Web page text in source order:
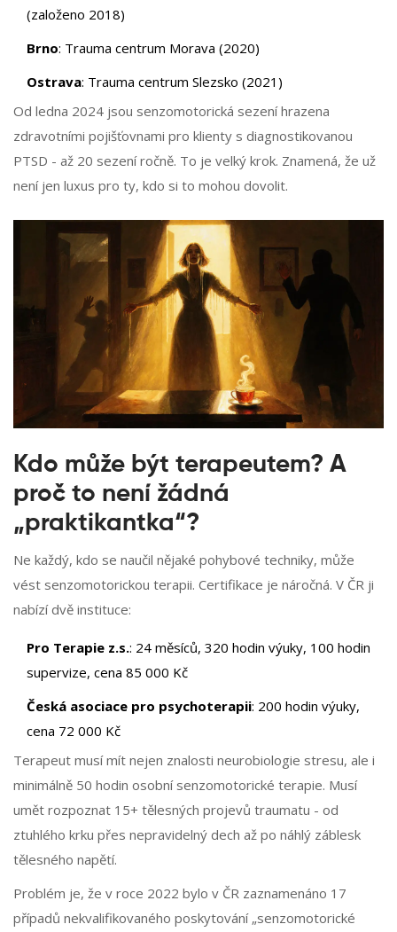
(založeno 2018)
Brno: Trauma centrum Morava (2020)
Ostrava: Trauma centrum Slezsko (2021)
Od ledna 2024 jsou senzomotorická sezení hrazena
zdravotními pojišťovnami pro klienty s diagnostikovanou
PTSD - až 20 sezení ročně. To je velký krok. Znamená, že už
není jen luxus pro ty, kdo si to mohou dovolit.
Kdo může být terapeutem? A
proč to není žádná
„praktikantka“?
Ne každý, kdo se naučil nějaké pohybové techniky, může
vést senzomotorickou terapii. Certifikace je náročná. V ČR ji
nabízí dvě instituce:
Pro Terapie z.s.: 24 měsíců, 320 hodin výuky, 100 hodin
supervize, cena 85 000 Kč
Česká asociace pro psychoterapii: 200 hodin výuky,
cena 72 000 Kč
Terapeut musí mít nejen znalosti neurobiologie stresu, ale i
minimálně 50 hodin osobní senzomotorické terapie. Musí
umět rozpoznat 15+ tělesných projevů traumatu - od
ztuhlého krku přes nepravidelný dech až po náhlý záblesk
tělesného napětí.
Problém je, že v roce 2022 bylo v ČR zaznamenáno 17
případů nekvalifikovaného poskytování „senzomotorické